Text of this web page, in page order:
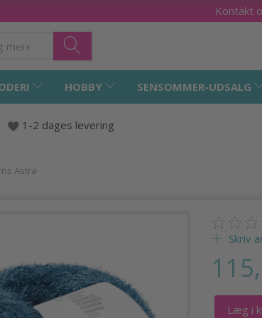
Kontakt
HOBBY SENSOMMER-UDSALG
1-2 dages levering
Astra
Skriv
Læg i